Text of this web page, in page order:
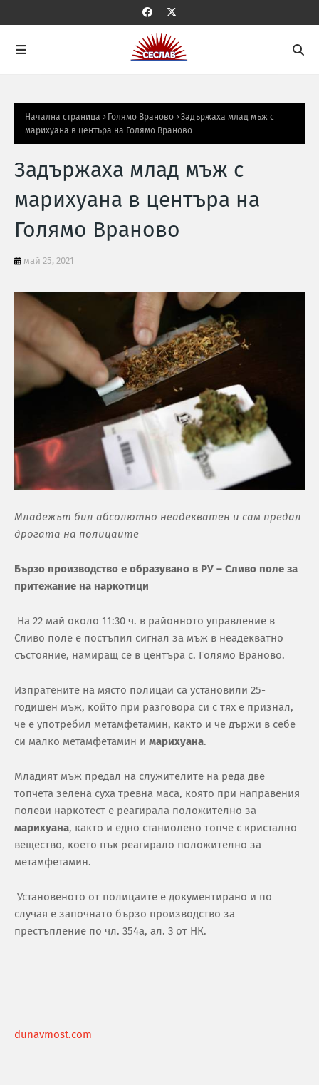
Начална страница Голямо Враново
Задържаха млад мъж с
марихуана в центъра на Голямо Враново
Задържаха млад мъж с
марихуана в центъра на
Голямо Враново
май 25, 2021
Младежът бил абсолютно неадекватен и сам предал
дрогата на полицаите
Бързо производство е образувано в РУ – Сливо поле за
притежание на наркотици
На 22 май около 11:30 ч. в районното управление в
Сливо поле е постъпил сигнал за мъж в неадекватно
състояние, намиращ се в центъра с. Голямо Враново.
Изпратените на място полицаи са установили 25-
годишен мъж, който при разговора си с тях е признал,
че е употребил метамфетамин, както и че държи в себе
си малко метамфетамин и марихуана.
Младият мъж предал на служителите на реда две
топчета зелена суха тревна маса, която при направения
полеви наркотест е реагирала положително за
марихуана, както и едно станиолено топче с кристално
вещество, което пък реагирало положително за
метамфетамин.
Установеното от полицаите е документирано и по
случая е започнато бързо производство за
престъпление по чл. 354а, ал. 3 от НК.
dunavmost.com